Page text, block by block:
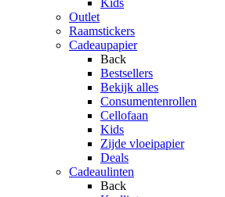
Kids
Outlet
Raamstickers
Cadeaupapier
Back
Bestsellers
Bekijk alles
Consumentenrollen
Cellofaan
Kids
Zijde vloeipapier
Deals
Cadeaulinten
Back